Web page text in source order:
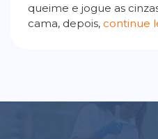
queime e jogue as
cama, depois, continue